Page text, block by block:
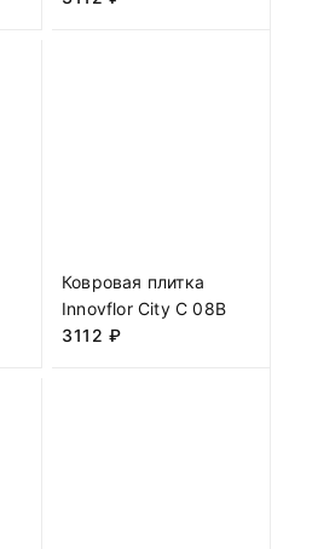
Ковровая плитка
Innovflor City C 08B
3112 ₽